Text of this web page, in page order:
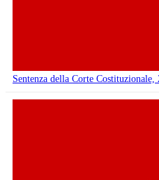
Sentenza della Corte